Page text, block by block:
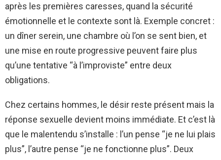
après les premières caresses, quand la sécurité
émotionnelle et le contexte sont là. Exemple concret :
un dîner serein, une chambre où l’on se sent bien, et
une mise en route progressive peuvent faire plus
qu’une tentative “à l’improviste” entre deux
obligations.
Chez certains hommes, le désir reste présent mais la
réponse sexuelle devient moins immédiate. Et c’est là
que le malentendu s’installe : l’un pense “je ne lui plais
plus”, l’autre pense “je ne fonctionne plus”. Deux